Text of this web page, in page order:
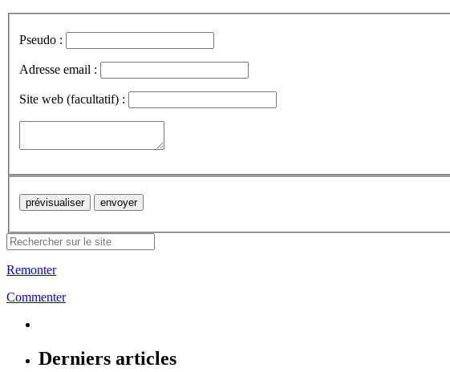
Pseudo :
Adresse email :
Site web (facultatif) :
Remonter
Commenter
Derniers articles